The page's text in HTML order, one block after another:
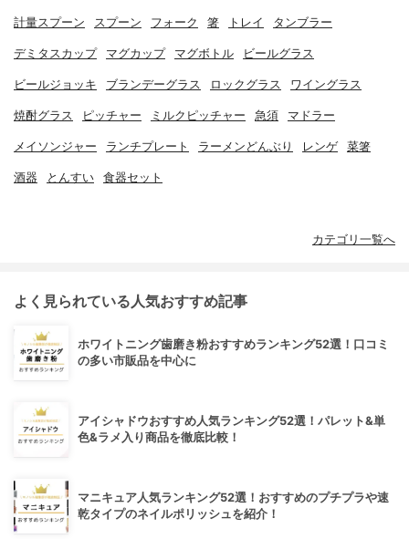
計量スプーン スプーン フォーク 箸 トレイ タンブラー
デミタスカップ マグカップ マグボトル ビールグラス
ビールジョッキ ブランデーグラス ロックグラス ワイングラス
焼酎グラス ピッチャー ミルクピッチャー 急須 マドラー
メイソンジャー ランチプレート ラーメンどんぶり レンゲ 菜箸
酒器 とんすい 食器セット
カテゴリ一覧へ
よく見られている人気おすすめ記事
ホワイトニング歯磨き粉おすすめランキング52選！口コミ
の多い市販品を中心に
アイシャドウおすすめ人気ランキング52選！パレット&単
色&ラメ入り商品を徹底比較！
マニキュア人気ランキング52選！おすすめのプチプラや速
乾タイプのネイルポリッシュを紹介！